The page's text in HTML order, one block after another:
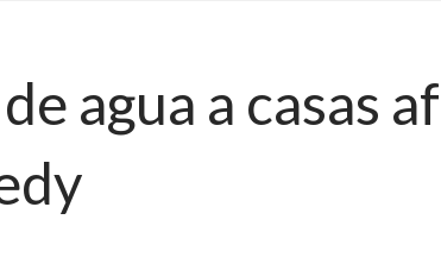
agua a casas